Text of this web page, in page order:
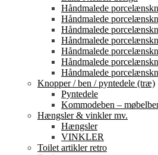
Håndmalede
Håndmalede
Håndmalede
Håndmalede
Håndmalede
Håndmalede
Håndmalede
Knopper / ben / pyntedele (træ)
Pyntedele
Kommodeben –
Hængsler & vinkler mv.
Hængsler
VINKLER
Toilet artikler retro